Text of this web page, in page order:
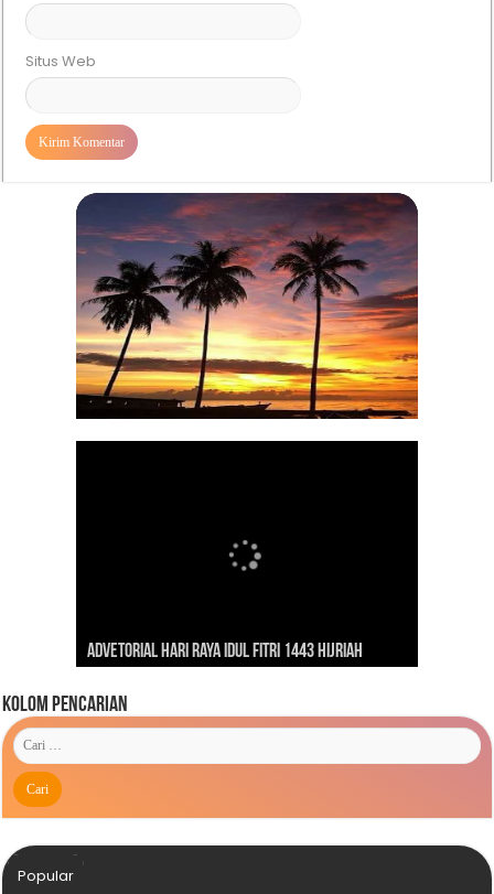
Situs Web
Lebih Kuat’
Advetorial Hari Raya Idul Fitri 1443 Hijriah
Tahun 2019
Kolom Pencarian
Popular